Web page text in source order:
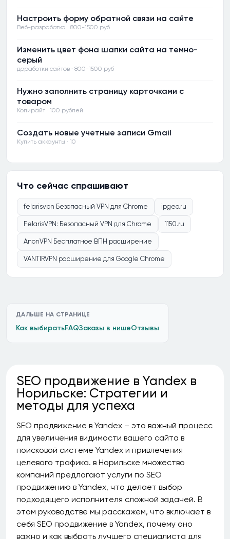
Настроить форму обратной связи на сайте
Веб-разработка · 800-1500 руб
Изменить цвет фона шапки сайта на темно-
серый
доработки сайтов · 800-1500 руб
Нужно заполнить страницу карточками с
товаром
Копирайт · 100 рублей
Создать новые учетные записи Gmail
Купить аккаунты · 10
Что сейчас спрашивают
felarisvpn Безопасный VPN для Chrome ipgeo.ru
FelarisVPN: Безопасный VPN для Chrome 1150.ru
AnonVPN Бесплатное ВПН расширение
VANTIRVPN расширение для Google Chrome
ДАЛЬШЕ НА СТРАНИЦЕ
Как выбиратьFAQЗаказы в нишеОтзывы
SEO продвижение в Yandex в
Норильске: Стратегии и
методы для успеха
SEO продвижение в Yandex – это важный процесс
для увеличения видимости вашего сайта в
поисковой системе Yandex и привлечения
целевого трафика. в Норильске множество
компаний предлагают услуги по SEO
продвижению в Yandex, что делает выбор
подходящего исполнителя сложной задачей. В
этом руководстве мы расскажем, что включает в
себя SEO продвижение в Yandex, почему оно
важно и как выбрать лучшего специалиста для